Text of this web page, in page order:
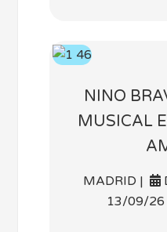
NINO
MUSICAL
MADRID |
13/09/26